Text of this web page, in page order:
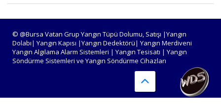
Bursa Yangın Algılama ve İhbar
Alarm Sistemleri
Bursa adresli ve konvansiyonel
yangın alarm sistemleri
© @Bursa Vatan Grup Yangın Tüpü Dolumu, Satışı |Yangın
Dolabı| Yangın Kapısı |Yangın Dedektörü| Yangın Merdiveni
Yangın Algılama Alarm Sistemleri | Yangın Tesisatı | Yangın
Söndürme Sistemleri ve Yangın Söndürme Cihazları